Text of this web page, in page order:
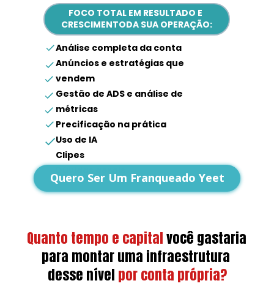
FOCO TOTAL EM RESULTADO E
CRESCIMENTODA SUA OPERAÇÃO:
Análise completa da conta
Anúncios e estratégias que
vendem
Gestão de ADS e análise de
métricas
Precificação na prática
Uso de IA
Clipes
Quero Ser Um Franqueado Yeet
Quanto tempo e capitalvocê gastaria
para montar uma infraestrutura
desse nível por conta própria?